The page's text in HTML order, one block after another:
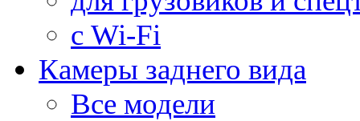
с Wi-Fi
Камеры заднего вида
Все модели